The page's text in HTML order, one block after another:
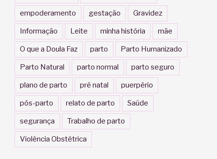
empoderamento gestação Gravidez
Informação Leite minha história mãe
O que a Doula Faz parto Parto Humanizado
Parto Natural parto normal parto seguro
plano de parto pré natal puerpério
pós-parto relato de parto Saúde
segurança Trabalho de parto
Violência Obstétrica